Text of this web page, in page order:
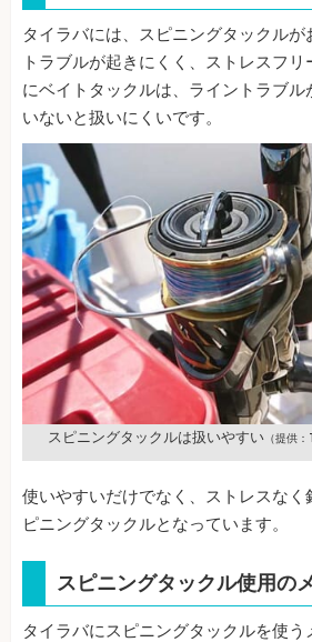
タイラバには、スピニングタックル
トラブルが起きにくく、ストレスフ
にベイトタックルは、ライントラブル
いないと扱いにくいです。
スピニングタックルは扱いやすい（提供：
使いやすいだけでなく、ストレスなく
ピニングタックルとなっています。
スピニングタックル使用の
タイラバにスピニングタックルを使う